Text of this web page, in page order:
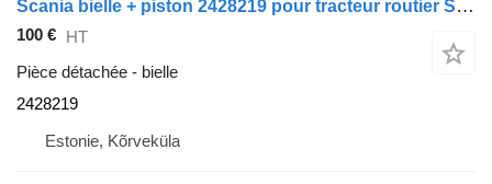
Scania bielle + piston 2428219 pour tracteur routier Scania G450
100 € HT
Pièce détachée - bielle
2428219
Estonie, Kõrveküla